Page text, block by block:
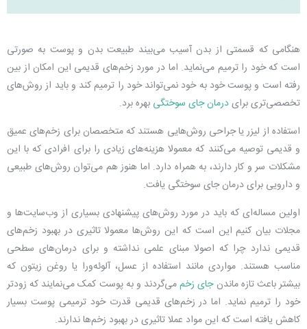
هنگامی که قسمتی از بدن آسیب می‌بیند طبیعت بدن و پوست به صورتی
است که خود را ترمیم می‌نماید. اما در مورد زخم‌های قدیمی این امکان از بین
رفته است و پوست خود به خود نمی‌تواند خود را ترمیم کند و باید از روش‌های
تخصصی‌تری برایدرمان جای سوختگی بهره برد.
استفاده از لیزر یا جراحی روش‌هایی هستند که متخصصان برای زخم‌های عمیق
و قدیمی توصیه می‌کنند که معمولا هزینه‌های زیادی را برای افرادی که با این
مشکلات سر و کار دارند، به همراه دارد. اما هنوز هم می‌توان روش‌های طبیعی
و دارویی برایدرمان جای سوختگی یافت.
اولین مساله‌ای که باید در مورد روش‌های پیشنهادی بسیاری از وب‌سایت‌ها و
مجلات بیان کنیم این است که این روش‌ها معمولا تاثیری در بهبود زخم‌های
قدیمی ندارد چرا که اصولا مبنای علمی نداشته و برای درمان‌های سطحی
مناسب هستند. مواردی مانند استفاده از عسل، آلوئه‌ورا یا روغن زیتون که
بیشتر باعث تازه ماندنجای زخممی‌گردند و به پوست کمک می‌نمایند که زودتر
خود را ترمیم نماید. اما در زخم‌های قدیمی قدرت خود ترمیمی پوست بسیار
کاهش یافته است که این مواد عملا تاثیری در بهبود زخم‌ها ندارند.